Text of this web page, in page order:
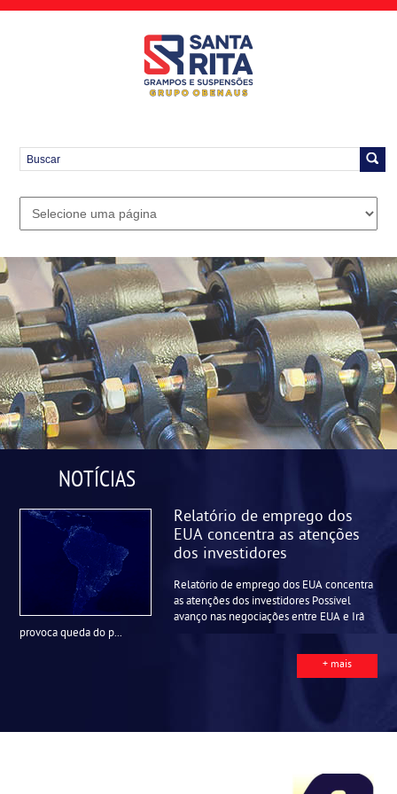
NOTÍCIAS
Relatório de emprego dos
EUA concentra as atenções
dos investidores
Relatório de emprego dos EUA concentra
as atenções dos investidores Possível
avanço nas negociações entre EUA e Irã
provoca queda do p...
+ mais